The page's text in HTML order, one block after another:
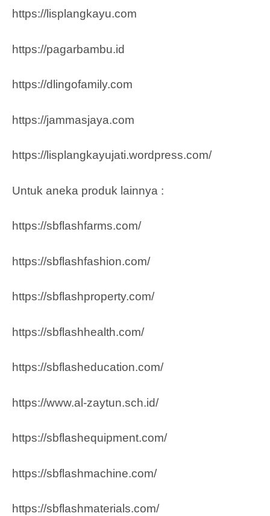
https://lisplangkayu.com
https://pagarbambu.id
https://dlingofamily.com
https://jammasjaya.com
https://lisplangkayujati.wordpress.com/
Untuk aneka produk lainnya :
https://sbflashfarms.com/
https://sbflashfashion.com/
https://sbflashproperty.com/
https://sbflashhealth.com/
https://sbflasheducation.com/
https://www.al-zaytun.sch.id/
https://sbflashequipment.com/
https://sbflashmachine.com/
https://sbflashmaterials.com/